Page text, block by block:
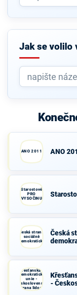
Jak se volilo
ANO 2011 ANO
Starostové
PRO
VYSOČINU
Česká strana
sociálně
demokratická
Česká
Křesťanská a
demokratická
unie -
Československá
strana lidová
-